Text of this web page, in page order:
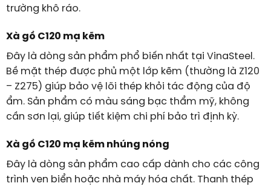
trường khô ráo.
Xà gồ C120 mạ kẽm
Đây là dòng sản phẩm phổ biến nhất tại VinaSteel.
Bề mặt thép được phủ một lớp kẽm (thường là Z120
– Z275) giúp bảo vệ lõi thép khỏi tác động của độ
ẩm. Sản phẩm có màu sáng bạc thẩm mỹ, không
cần sơn lại, giúp tiết kiệm chi phí bảo trì định kỳ.
Xà gồ C120 mạ kẽm nhúng nóng
Đây là dòng sản phẩm cao cấp dành cho các công
trình ven biển hoặc nhà máy hóa chất. Thanh thép